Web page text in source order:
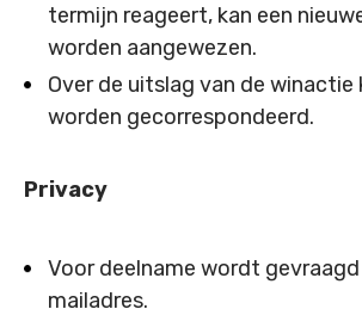
termijn reageert, kan een
worden aangewezen.
Over de uitslag van de winactie
worden gecorrespondeerd.
Privacy
Voor deelname wordt
mailadres.